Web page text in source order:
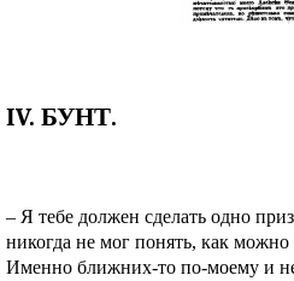
IV. БУНТ.
– Я тебе должен сделать одно
никогда не мог понять, как
Именно ближних-то по-моему и